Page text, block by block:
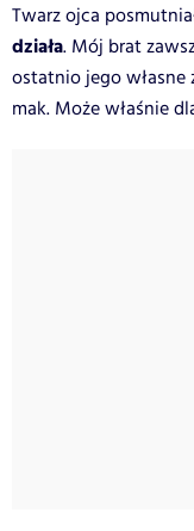
Twarz ojca
działa. Mój brat
ostatnio jego własne
mak. Może właśnie